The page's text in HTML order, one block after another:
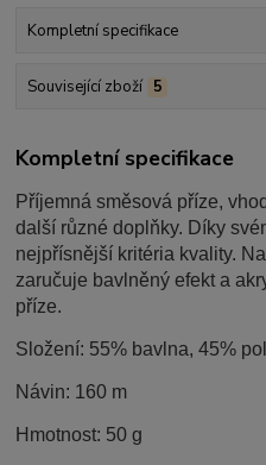
Kompletní specifikace
Související zboží 5
Kompletní specifikace
Příjemná směsová příze,
další různé doplňky. Díky
nejpřísnější kritéria kvality.
zaručuje bavlněný efekt a
příze.
Složení: 55% bavlna, 45%
Návin: 160 m
Hmotnost: 50 g